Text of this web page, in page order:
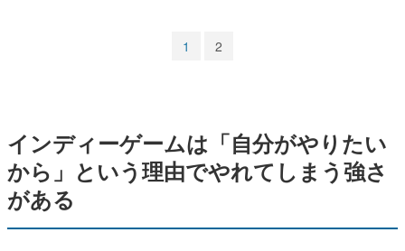
1 2
インディーゲームは「自分がやりたい
から」という理由でやれてしまう強さ
がある